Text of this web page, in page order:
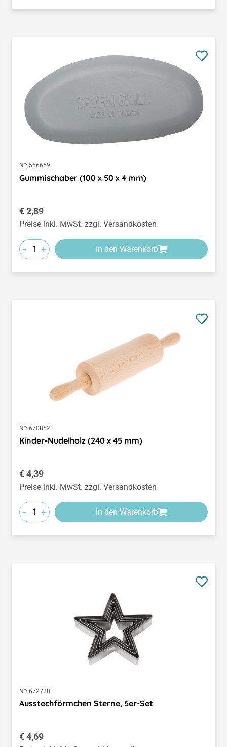
N°: 556659
Gummischaber (100 x 50 x 4 mm)
Regulärer Preis:
€ 2,89
Preise inkl. MwSt. zzgl. Versandkosten
- + In den Warenkorb
N°: 670852
Kinder-Nudelholz (240 x 45 mm)
Regulärer Preis:
€ 4,39
Preise inkl. MwSt. zzgl. Versandkosten
- + In den Warenkorb
N°: 672728
Ausstechförmchen Sterne, 5er-Set
Regulärer Preis:
€ 4,69